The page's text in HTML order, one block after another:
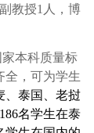
教授1 人，博
本科质量标
全，可为学生
、泰国、老挝
186名学生在泰